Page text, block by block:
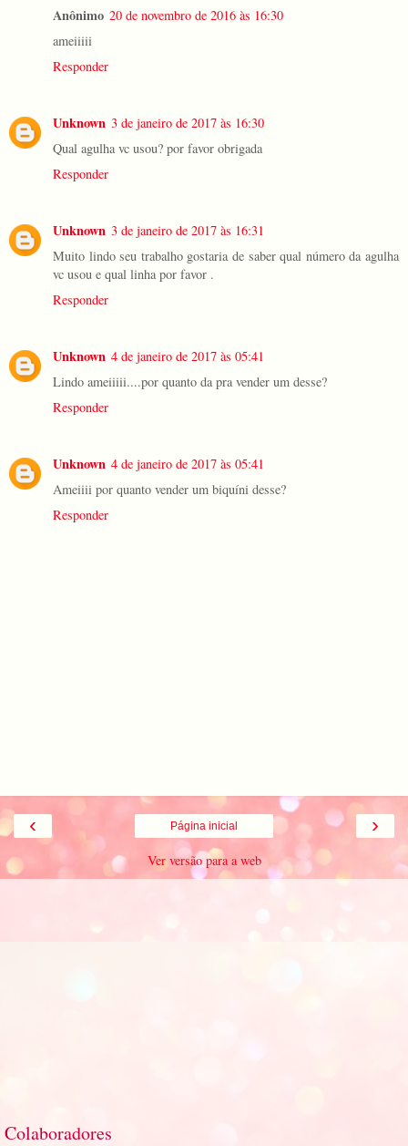
Anônimo 20 de novembro de 2016 às 16:30
ameiiiii
Responder
Unknown 3 de janeiro de 2017 às 16:30
Qual agulha vc usou? por favor obrigada
Responder
Unknown 3 de janeiro de 2017 às 16:31
Muito lindo seu trabalho gostaria de saber qual número da agulha
vc usou e qual linha por favor .
Responder
Unknown 4 de janeiro de 2017 às 05:41
Lindo ameiiiii....por quanto da pra vender um desse?
Responder
Unknown 4 de janeiro de 2017 às 05:41
Ameiiii por quanto vender um biquíni desse?
Responder
‹ ›
Página inicial
Ver versão para a web
Colaboradores